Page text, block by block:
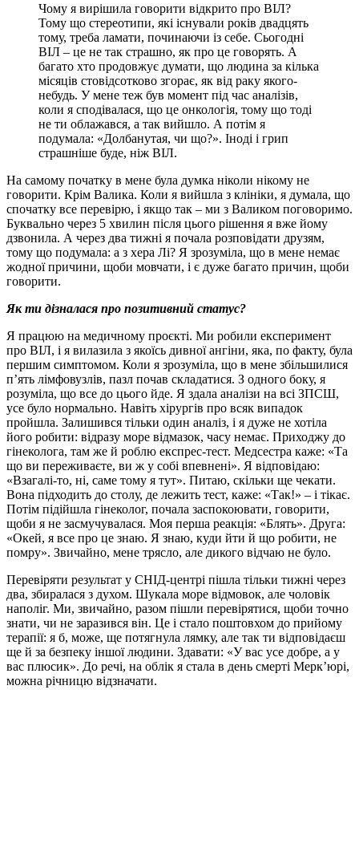
Чому я вирішила говорити відкрито про ВІЛ?
Тому що стереотипи, які існували років двадцять
тому, треба ламати, починаючи із себе. Сьогодні
ВІЛ – це не так страшно, як про це говорять. А
багато хто продовжує думати, що людина за кілька
місяців стовідсотково згорає, як від раку якого-
небудь. У мене теж був момент під час аналізів,
коли я сподівалася, що це онкологія, тому що тоді
не ти облажався, а так вийшло. А потім я
подумала: «Долбанутая, чи що?». Іноді і грип
страшніше буде, ніж ВІЛ.
На самому початку в мене була думка ніколи нікому не
говорити. Крім Валика. Коли я вийшла з клініки, я думала, що
спочатку все перевірю, і якщо так – ми з Валиком поговоримо.
Буквально через 5 хвилин після цього рішення я вже йому
дзвонила. А через два тижні я почала розповідати друзям,
тому що подумала: а з хера Лі? Я зрозуміла, що в мене немає
жодної причини, щоби мовчати, і є дуже багато причин, щоби
говорити.
Як ти дізналася про позитивний статус?
Я працюю на медичному проєкті. Ми робили експеримент
про ВІЛ, і я вилазила з якоїсь дивної ангіни, яка, по факту, була
першим симптомом. Коли я зрозуміла, що в мене збільшилися
п’ять лімфовузлів, пазл почав складатися. З одного боку, я
розуміла, що все до цього йде. Я здала аналізи на всі ЗПСШ,
усе було нормально. Навіть хірургів про всяк випадок
пройшла. Залишився тільки один аналіз, і я дуже не хотіла
його робити: відразу море відмазок, часу немає. Приходжу до
гінеколога, там же й роблю експрес-тест. Медсестра каже: «Та
що ви переживаєте, ви ж у собі впевнені». Я відповідаю:
«Взагалі-то, ні, саме тому я тут». Питаю, скільки ще чекати.
Вона підходить до столу, де лежить тест, каже: «Так!» – і тікає.
Потім підійшла гінеколог, почала заспокоювати, говорити,
щоби я не засмучувалася. Моя перша реакція: «Блять». Друга:
«Окей, я все про це знаю. Я знаю, куди йти й що робити, не
помру». Звичайно, мене трясло, але дикого відчаю не було.
Перевіряти результат у СНІД-центрі пішла тільки тижні через
два, збиралася з духом. Шукала море відмовок, але чоловік
наполіг. Ми, звичайно, разом пішли перевірятися, щоби точно
знати, чи не заразився він. Це і стало поштовхом до прийому
терапії: я б, може, ще потягнула лямку, але так ти відповідаєш
ще й за безпеку іншої людини. Здавати: «У вас усе добре, а у
вас плюсик». До речі, на облік я стала в день смерті Мерк’юрі,
можна річницю відзначати.